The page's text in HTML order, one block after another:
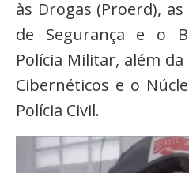
às Drogas (Proerd),
de Segurança e o
Polícia Militar, além da
Cibernéticos e o
Polícia Civil.